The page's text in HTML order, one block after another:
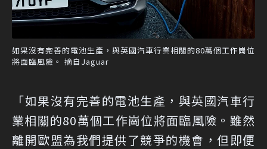
如果沒有完善的電池生產，與英國汽車行業相關的80萬個工作崗位
將面臨風險。 摘自Jaguar
「如果沒有完善的電池生產，與英國汽車行
業相關的80萬個工作崗位將面臨風險。雖然
離開歐盟為我們提供了競爭的機會，但即便